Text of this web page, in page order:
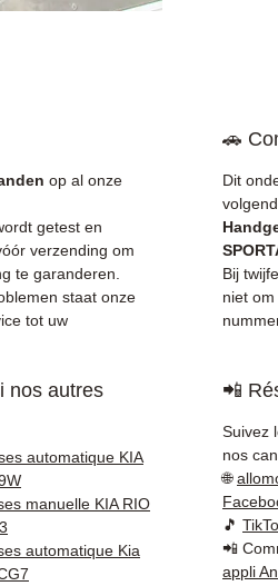
✅
✅ 3
✅
📞
66 54
op al onze
getest en
verzending om
te garanderen.
staat onze
tot uw
🚗
Dit
Bij
niet
nos autres
automatique KIA
manuelle KIA RIO
automatique Kia
📲
Suivez
nos
🌐
🎵
📲
appli